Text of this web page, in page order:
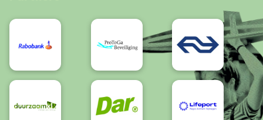
Bereikbaarheid/Toegankelijkheid